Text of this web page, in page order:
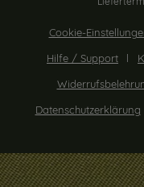
Cookie-
Hilfe / Support
Datenschutzerklärung